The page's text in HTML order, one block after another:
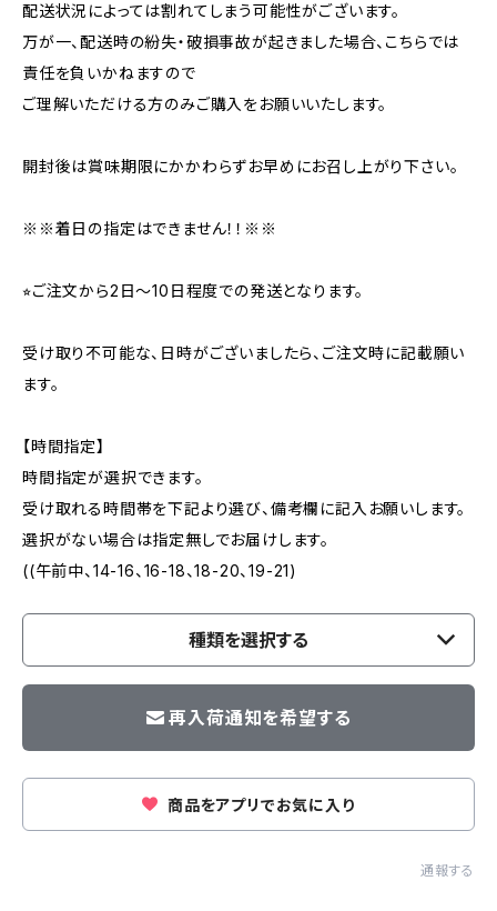
配送状況によっては割れてしまう可能性がございます。
万が一、配送時の紛失・破損事故が起きました場合、こちらでは
責任を負いかねますので
ご理解いただける方のみご購入をお願いいたします。
開封後は賞味期限にかかわらずお早めにお召し上がり下さい。
※※着日の指定はできません！！※※
⭐︎ご注文から2日〜10日程度での発送となります。
受け取り不可能な、日時がございましたら、ご注文時に記載願い
ます。
【時間指定】
時間指定が選択できます。
受け取れる時間帯を下記より選び、備考欄に記入お願いします。
選択がない場合は指定無しでお届けします。
((午前中、14-16、16-18、18-20、19-21)
種類を選択する
再入荷通知を希望する
商品をアプリでお気に入り
通報する